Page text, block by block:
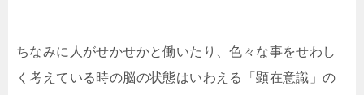
ちなみに人がせかせかと働いたり、色々な事をせわし
く考えている時の脳の状態はいわえる「顕在意識」の